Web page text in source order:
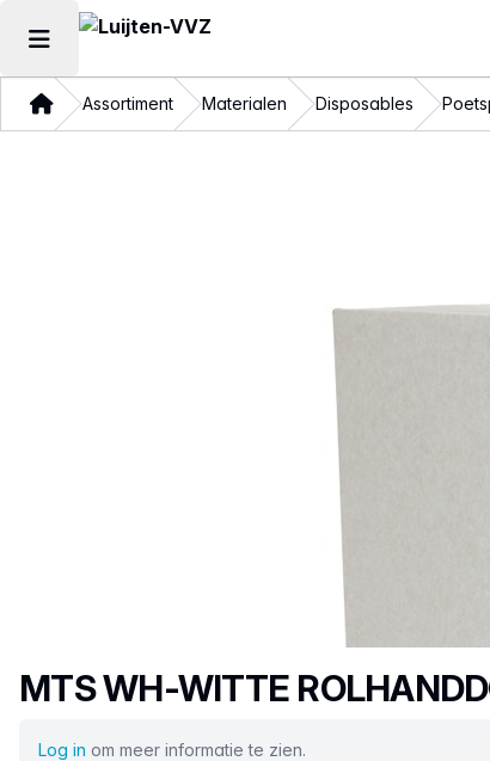
Hoofdmenu openen
ThuisAssortiment Materialen Disposables
Productnaam
MTS WH-WITTE
Log in om meer informatie te zien.